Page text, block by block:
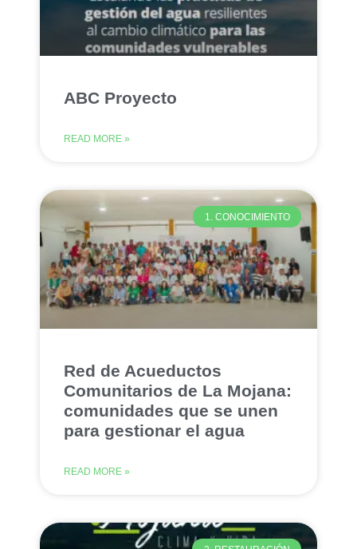
ABC Proyecto
READ MORE »
1. CONOCIMIENTO
Red de Acueductos
Comunitarios de La Mojana:
comunidades que se unen
para gestionar el agua
READ MORE »